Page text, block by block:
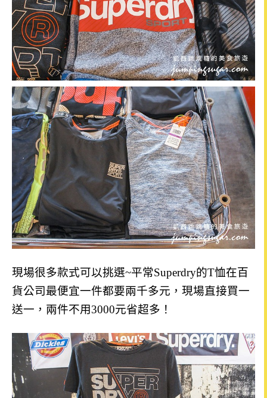
現場很多款式可以挑選~平常Superdry的T恤在百
貨公司最便宜一件都要兩千多元，現場直接買一
送一，兩件不用3000元省超多！